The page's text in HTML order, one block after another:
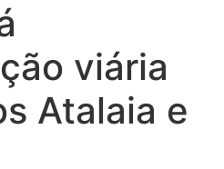
viária
Atalaia e